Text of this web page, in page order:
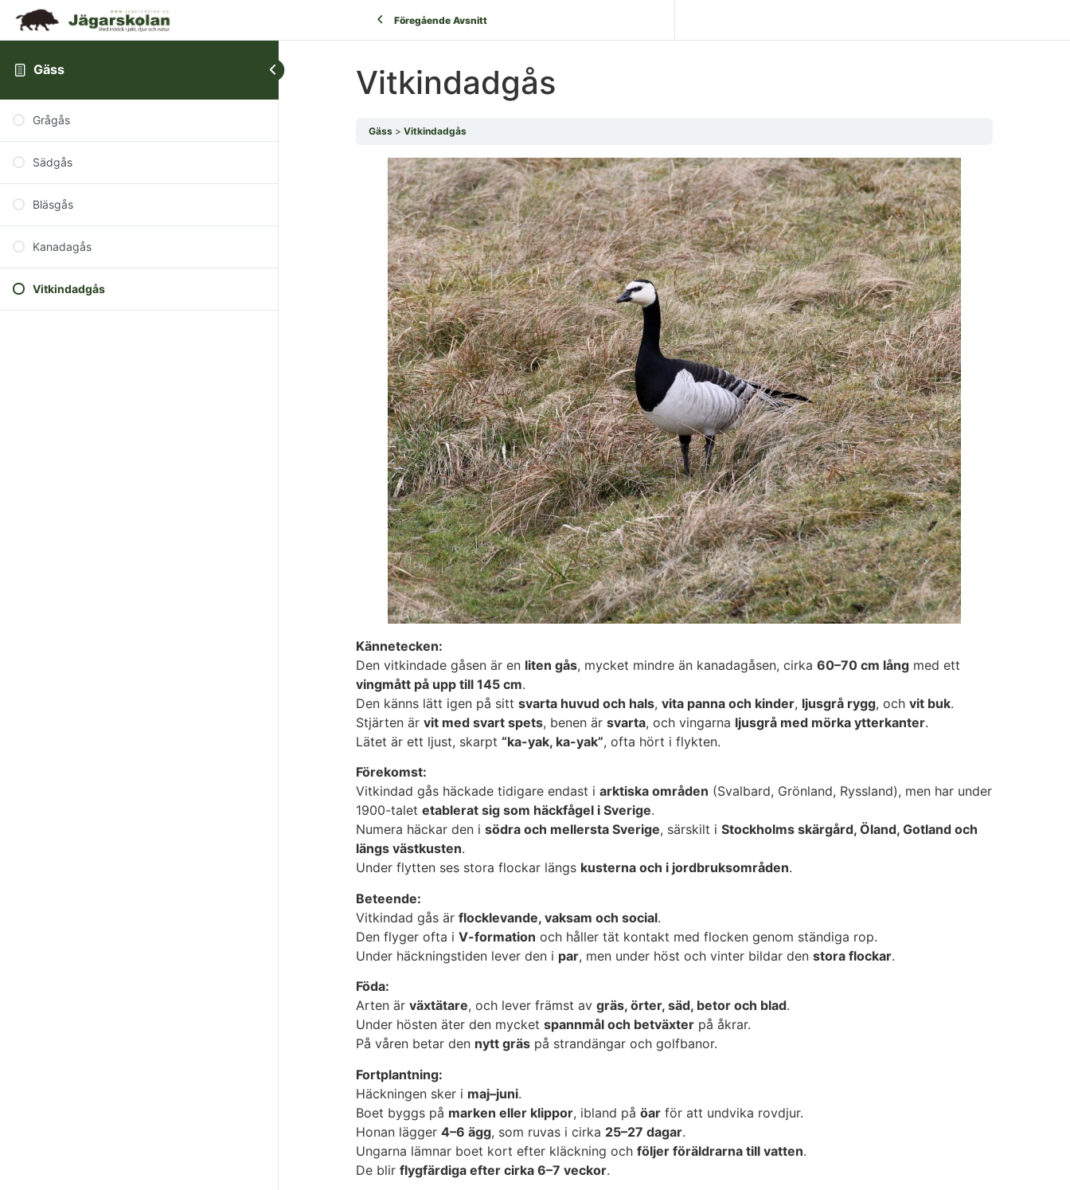
Gäss
Grågås
Sädgås
Bläsgås
Kanadagås
Vitkindadgås
Föregående Avsnitt
Vitkindadgås
Gäss Vitkindadgås
Kännetecken:
Den vitkindade gåsen är en liten gås, mycket mindre än kanadagåsen, cirka 60–70 cm lång med ett
vingmått på upp till 145 cm.
Den känns lätt igen på sitt svarta huvud och hals, vita panna och kinder, ljusgrå rygg, och vit buk.
Stjärten är vit med svart spets, benen är svarta, och vingarna ljusgrå med mörka ytterkanter.
Lätet är ett ljust, skarpt “ka-yak, ka-yak”, ofta hört i flykten.
Förekomst:
Vitkindad gås häckade tidigare endast i arktiska områden (Svalbard, Grönland, Ryssland), men har under
1900-talet etablerat sig som häckfågel i Sverige.
Numera häckar den i södra och mellersta Sverige, särskilt i Stockholms skärgård, Öland, Gotland och
längs västkusten.
Under flytten ses stora flockar längs kusterna och i jordbruksområden.
Beteende:
Vitkindad gås är flocklevande, vaksam och social.
Den flyger ofta i V-formation och håller tät kontakt med flocken genom ständiga rop.
Under häckningstiden lever den i par, men under höst och vinter bildar den stora flockar.
Föda:
Arten är växtätare, och lever främst av gräs, örter, säd, betor och blad.
Under hösten äter den mycket spannmål och betväxter på åkrar.
På våren betar den nytt gräs på strandängar och golfbanor.
Fortplantning:
Häckningen sker i maj–juni.
Boet byggs på marken eller klippor, ibland på öar för att undvika rovdjur.
Honan lägger 4–6 ägg, som ruvas i cirka 25–27 dagar.
Ungarna lämnar boet kort efter kläckning och följer föräldrarna till vatten.
De blir flygfärdiga efter cirka 6–7 veckor.